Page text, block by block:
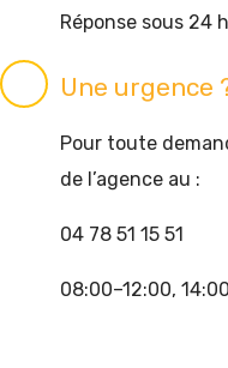
Réponse sous 24
Une urgence
Pour toute
de l’agence au :
04 78 51 15 51
08:00–12:00,